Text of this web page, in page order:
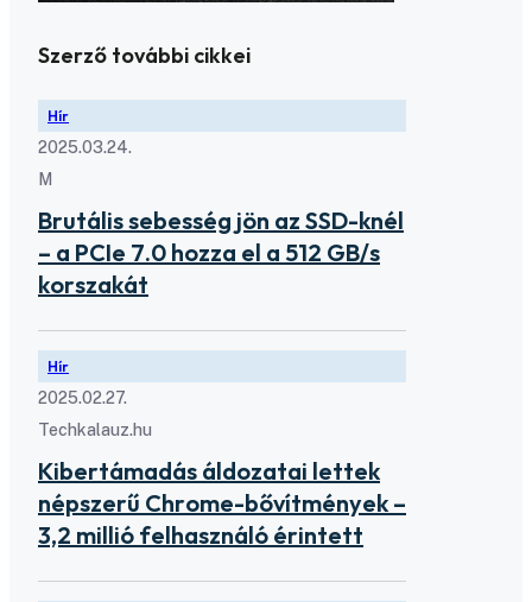
Szerző további cikkei
Hír
2025.03.24.
M
Brutális sebesség jön az SSD-knél
– a PCIe 7.0 hozza el a 512 GB/s
korszakát
Hír
2025.02.27.
Techkalauz.hu
Kibertámadás áldozatai lettek
népszerű Chrome-bővítmények –
3,2 millió felhasználó érintett